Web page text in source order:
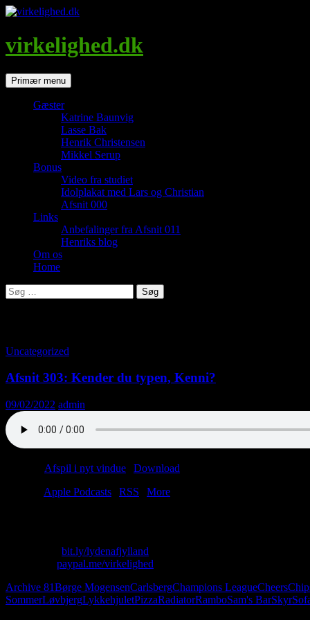
Hop
indhold
virkelighed.dk
SøgPrimær menu
Gæster
Katrine Baunvig
Lasse Bak
Henrik Christensen
Mikkel Serup
Bonus
Video fra studiet
Idolplakat med Lars og Christian
Afsnit 000
Links
Anbefalinger fra Afsnit 011
Henriks blog
Om os
Home
Søg
efter:
Uncategorized
Afsnit 303: Kender du typen, Kenni?
09/02/2022 admin
Afspil i nyt vindue Download
Apple Podcasts RSS
More
bit.ly/lydenafjylland
paypal.me/virkelighed
Archive 81Børge MogensenCarlsbergChampions LeagueCheers
SommerLøvbjergLykkehjuletPizzaRadiatorRamboSam's BarSkyr